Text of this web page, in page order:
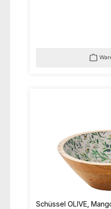
Schüssel OLIVE,